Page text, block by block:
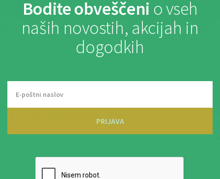
Bodite obveščeni o vseh
naših novostih, akcijah in
dogodkih
PRIJAVA